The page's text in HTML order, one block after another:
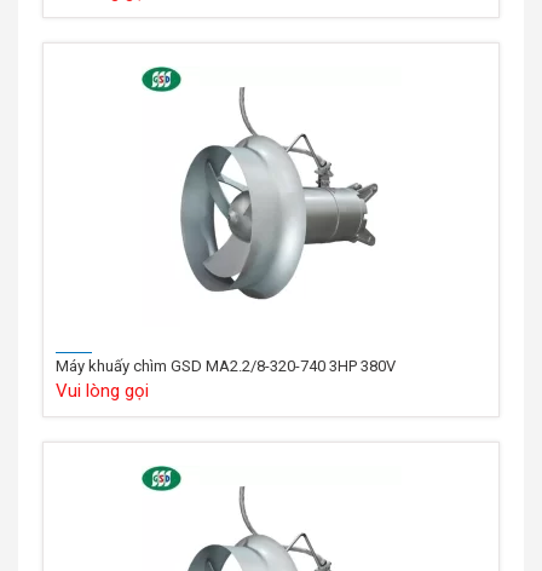
Máy khuấy chìm GSD MA2.2/8-320-740 3HP 380V
Vui lòng gọi